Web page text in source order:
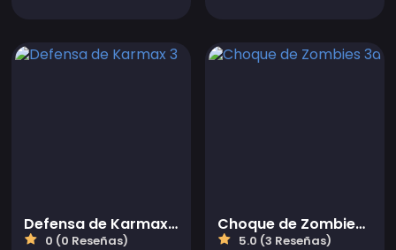
Defensa de Karmax 3
0 (0 Reseñas)
Choque de Zombies 3d
5.0 (3 Reseñas)